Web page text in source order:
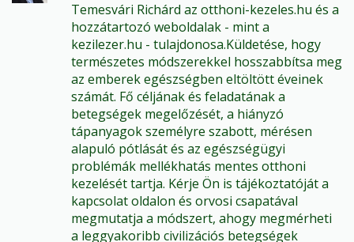
Temesvári Richárd az otthoni-kezeles.hu és a
hozzátartozó weboldalak - mint a
kezilezer.hu - tulajdonosa.Küldetése, hogy
természetes módszerekkel hosszabbítsa meg
az emberek egészségben eltöltött éveinek
számát. Fő céljának és feladatának a
betegségek megelőzését, a hiányzó
tápanyagok személyre szabott, mérésen
alapuló pótlását és az egészségügyi
problémák mellékhatás mentes otthoni
kezelését tartja. Kérje Ön is tájékoztatóját a
kapcsolat oldalon és orvosi csapatával
megmutatja a módszert, ahogy megmérheti
a leggyakoribb civilizációs betegségek